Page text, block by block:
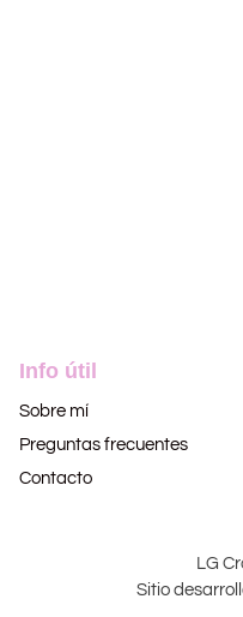
Info útil
Sobre mí
Preguntas frecuentes
Contacto
LG
Sitio